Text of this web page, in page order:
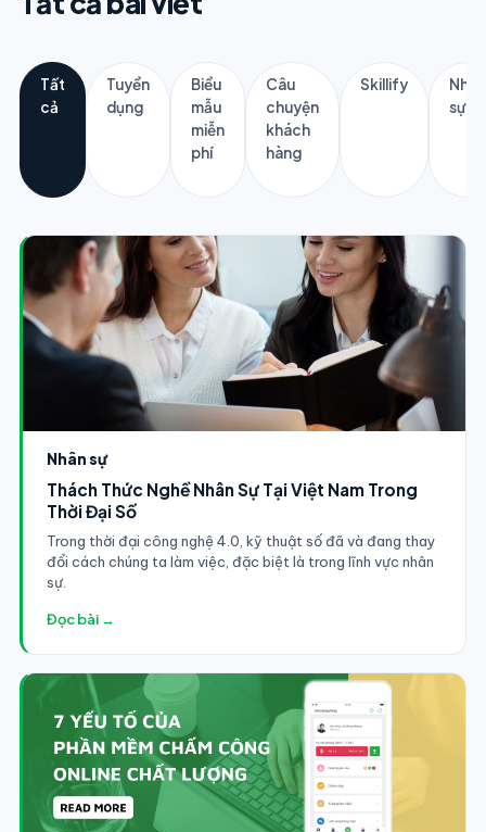
Tất
cả
Tuyển
dụng
Biểu
mẫu
miễn
phí
Câu
chuyện
khách
hàng
Skillify
Nhân
sự
Nhân sự
Thách Thức Nghề Nhân Sự Tại Việt Nam Trong
Thời Đại Số
Trong thời đại công nghệ 4.0, kỹ thuật số đã và đang thay
đổi cách chúng ta làm việc, đặc biệt là trong lĩnh vực nhân
sự.
Đọc bài →